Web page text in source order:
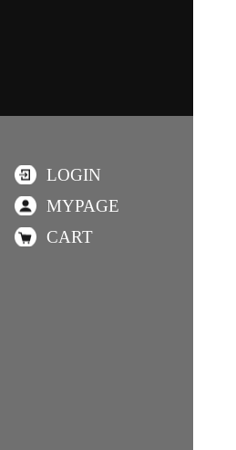
LOGIN
MYPAGE
CART